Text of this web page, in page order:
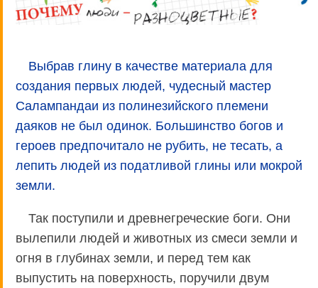
Выбрав глину в качестве материала для
создания первых людей, чудесный мастер
Салампандаи из полинезийского племени
даяков не был одинок. Большинство богов и
героев предпочитало не рубить, не тесать, а
лепить людей из податливой глины или мокрой
земли.
Так поступили и древнегреческие боги. Они
вылепили людей и животных из смеси земли и
огня в глубинах земли, и перед тем как
выпустить на поверхность, поручили двум